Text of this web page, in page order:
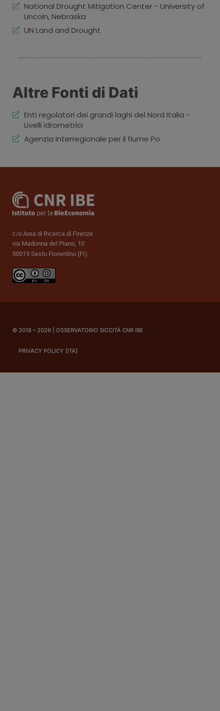
National Drought Mitigation Center - University of
Lincoln, Nebraska
UN Land and Drought
Altre Fonti di Dati
Enti regolatori dei grandi laghi del Nord Italia -
Livelli idrometrici
Agenzia Interregionale per il fiume Po
c/o Area di Ricerca di Firenze
via Madonna del Piano, 10
50019 Sesto Fiorentino (FI)
© 2018 – 2026 | OSSERVATORIO SICCITÀ CNR IBE
PRIVACY POLICY [ITA]